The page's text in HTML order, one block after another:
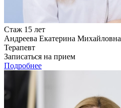
Стаж 15 лет
Андреева Екатерина Михайловна
Терапевт
Записаться на прием
Подробнее